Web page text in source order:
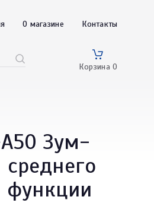
О магазине Контакты
Корзина 0
A50 Зум-
функции